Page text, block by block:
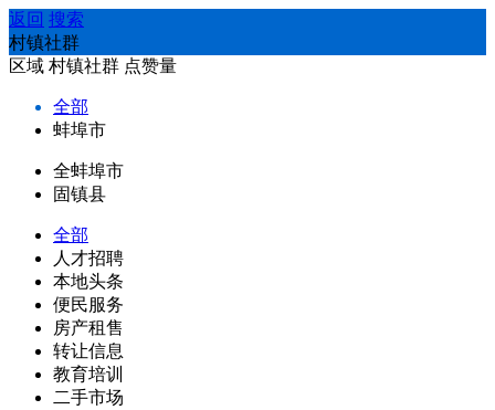
返回 搜索
村镇社群
区域 村镇社群 点赞量
全部
蚌埠市
全蚌埠市
固镇县
全部
人才招聘
本地头条
便民服务
房产租售
转让信息
教育培训
二手市场